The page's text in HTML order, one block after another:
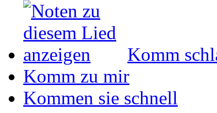
Komm
Komm zu mir
Kommen sie schnell